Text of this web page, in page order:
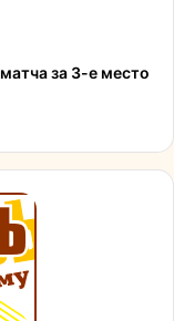
за 3-е место